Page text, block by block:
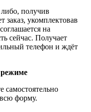
либо, получив
заказ, укомплектовав
на
сейчас. Получает
телефон и ждёт
режиме
самостоятельно
форму.